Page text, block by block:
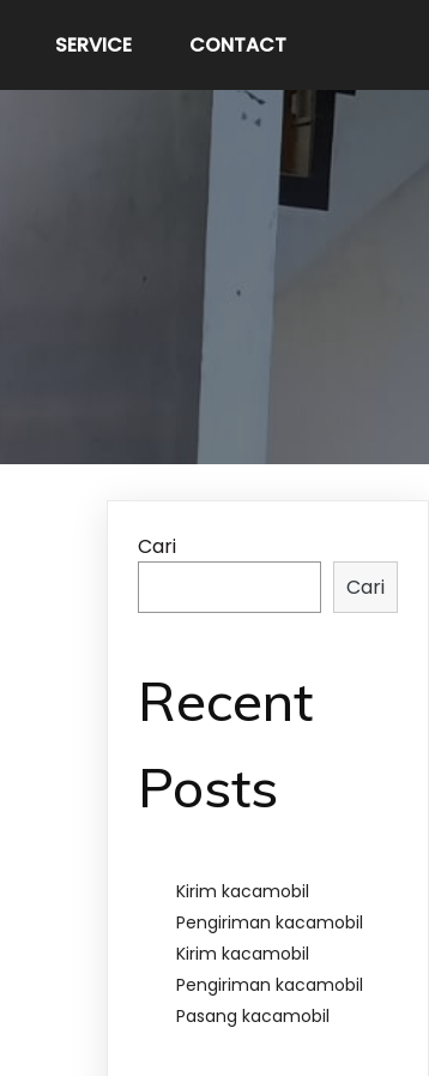
SERVICE CONTACT
Cari
Cari
Recent
Posts
Kirim kacamobil
Pengiriman kacamobil
Kirim kacamobil
Pengiriman kacamobil
Pasang kacamobil